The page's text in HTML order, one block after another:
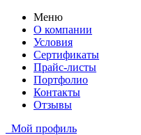
Меню
О компании
Условия
Сертификаты
Прайс-листы
Портфолио
Контакты
Отзывы
Мой профиль